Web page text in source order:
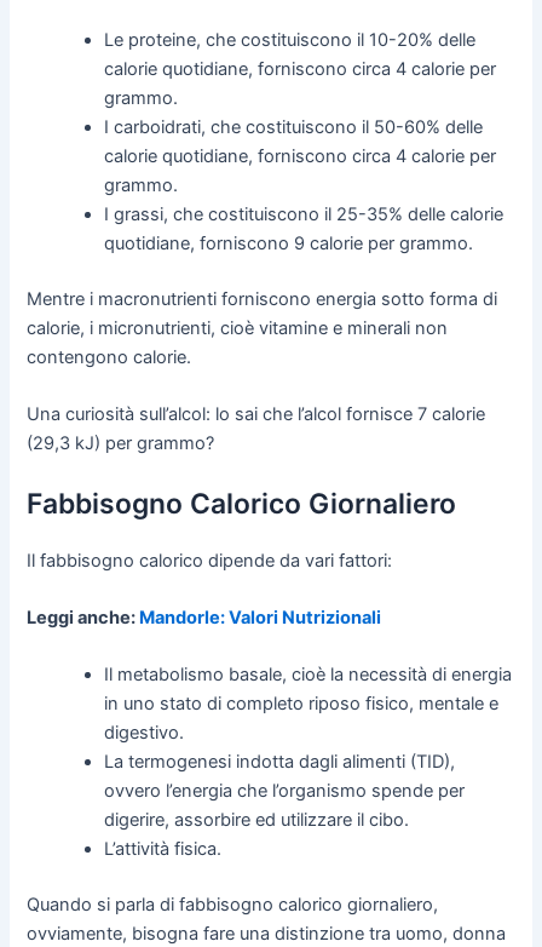
Le proteine, che costituiscono il 10-20% delle
calorie quotidiane, forniscono circa 4 calorie per
grammo.
I carboidrati, che costituiscono il 50-60% delle
calorie quotidiane, forniscono circa 4 calorie per
grammo.
I grassi, che costituiscono il 25-35% delle calorie
quotidiane, forniscono 9 calorie per grammo.
Mentre i macronutrienti forniscono energia sotto forma di
calorie, i micronutrienti, cioè vitamine e minerali non
contengono calorie.
Una curiosità sull’alcol: lo sai che l’alcol fornisce 7 calorie
(29,3 kJ) per grammo?
Fabbisogno Calorico Giornaliero
Il fabbisogno calorico dipende da vari fattori:
Leggi anche: Mandorle: Valori Nutrizionali
Il metabolismo basale, cioè la necessità di energia
in uno stato di completo riposo fisico, mentale e
digestivo.
La termogenesi indotta dagli alimenti (TID),
ovvero l’energia che l’organismo spende per
digerire, assorbire ed utilizzare il cibo.
L’attività fisica.
Quando si parla di fabbisogno calorico giornaliero,
ovviamente, bisogna fare una distinzione tra uomo, donna